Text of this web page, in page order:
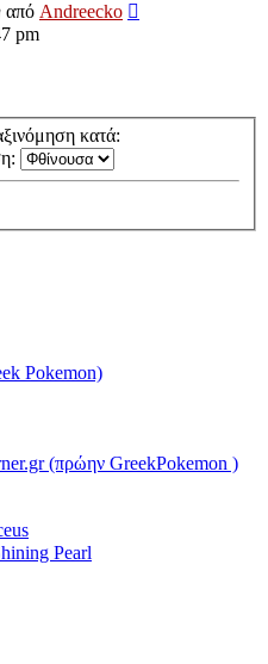
από Andreecko
pm
κατά:
Pokemon)
(πρώην GreekPokemon )
Pearl